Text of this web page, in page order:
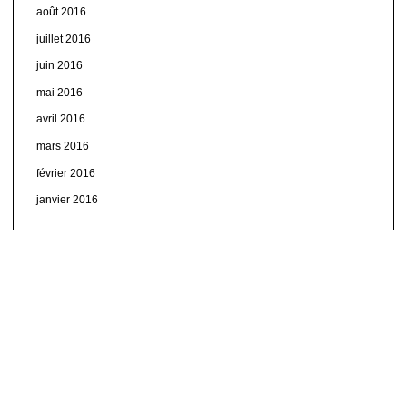
août 2016
juillet 2016
juin 2016
mai 2016
avril 2016
mars 2016
février 2016
janvier 2016